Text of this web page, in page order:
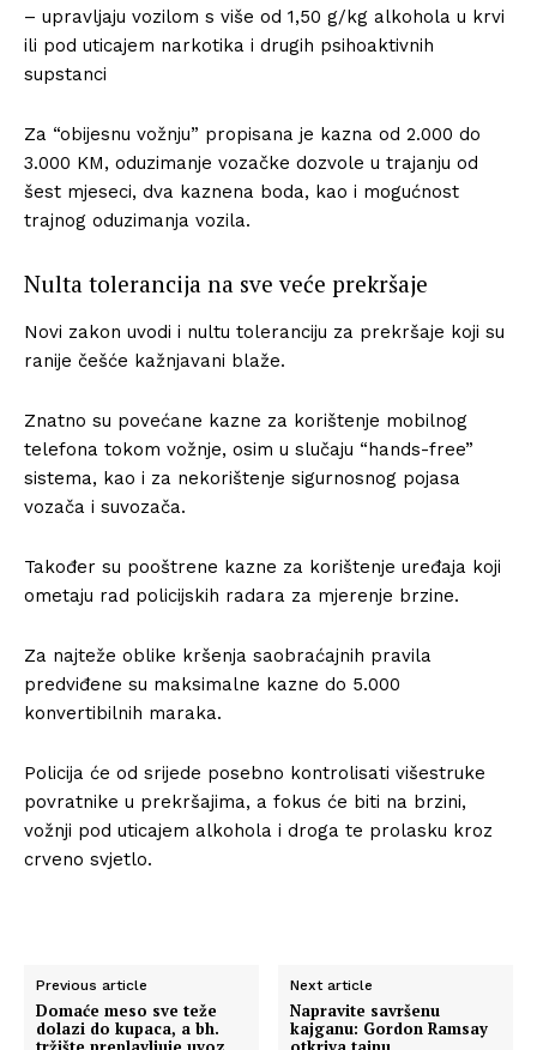
– upravljaju vozilom s više od 1,50 g/kg alkohola u krvi
ili pod uticajem narkotika i drugih psihoaktivnih
supstanci
Za “obijesnu vožnju” propisana je kazna od 2.000 do
3.000 KM, oduzimanje vozačke dozvole u trajanju od
šest mjeseci, dva kaznena boda, kao i mogućnost
trajnog oduzimanja vozila.
Nulta tolerancija na sve veće prekršaje
Novi zakon uvodi i nultu toleranciju za prekršaje koji su
ranije češće kažnjavani blaže.
Znatno su povećane kazne za korištenje mobilnog
telefona tokom vožnje, osim u slučaju “hands-free”
sistema, kao i za nekorištenje sigurnosnog pojasa
vozača i suvozača.
Također su pooštrene kazne za korištenje uređaja koji
ometaju rad policijskih radara za mjerenje brzine.
Za najteže oblike kršenja saobraćajnih pravila
predviđene su maksimalne kazne do 5.000
konvertibilnih maraka.
Policija će od srijede posebno kontrolisati višestruke
povratnike u prekršajima, a fokus će biti na brzini,
vožnji pod uticajem alkohola i droga te prolasku kroz
crveno svjetlo.
Previous article
Domaće meso sve teže
dolazi do kupaca, a bh.
Next article
Napravite savršenu
kajganu: Gordon Ramsay